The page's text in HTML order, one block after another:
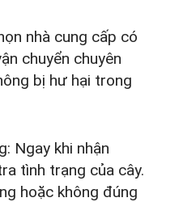
nhà cung cấp có
chuyển chuyên
bị hư hại trong
Ngay khi nhận
tình trạng của cây.
hoặc không đúng